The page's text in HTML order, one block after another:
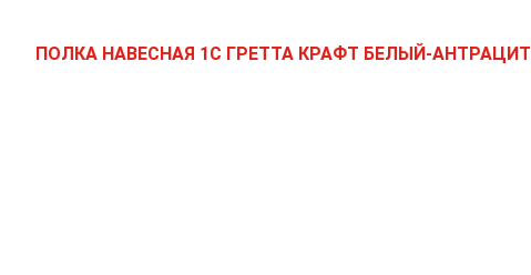
ПОЛКА НАВЕСНАЯ 1С ГРЕТТА КРАФТ БЕЛЫЙ-АНТРАЦИТ